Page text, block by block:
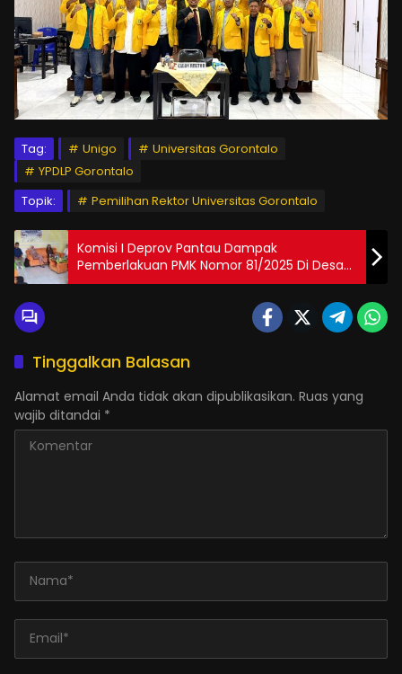
Tag: Unigo
Universitas Gorontalo
YPDLP Gorontalo
Topik:
Pemilihan Rektor Universitas Gorontalo
Komisi I Deprov Pantau Dampak
Pemberlakuan PMK Nomor 81/2025 Di Desa
Bongopini
Tinggalkan Balasan
Alamat email Anda tidak akan dipublikasikan. Ruas yang
wajib ditandai *